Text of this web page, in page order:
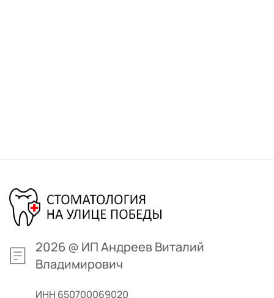
2026 @ ИП Андреев Виталий
Владимирович
ИНН 650700069020